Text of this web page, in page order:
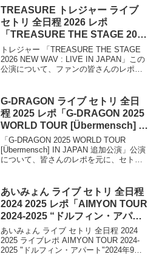
TREASURE トレジャー ライブ
セトリ 全日程 2026 レポ
「TREASURE THE STAGE 2026
NEW WAV : LIVE IN JAPAN」
トレジャー 「TREASURE THE STAGE
2026 NEW WAV : LIVE IN JAPAN」この
公演について、ファンの皆さんのレポを
で開催。7都市17公演を予定しています。
G-DRAGON ライブ セトリ 全日
程 2025 レポ「G-DRAGON 2025
WORLD TOUR [Übermensch] IN
JAPAN 追加公演」
「G-DRAGON 2025 WORLD TOUR
[Übermensch] IN JAPAN 追加公演」公演
について、皆さんのレポを元に、セト
公演の追加日程です。
あいみょん ライブ セトリ 全日程
2024 2025 レポ「AIMYON TOUR
2024-2025 “ドルフィン・アパー
ト”」
あいみょん ライブ セトリ 全日程 2024
2025 ライブレポ AIMYON TOUR 2024-
2025 "ドルフィン・アパート"2024年9